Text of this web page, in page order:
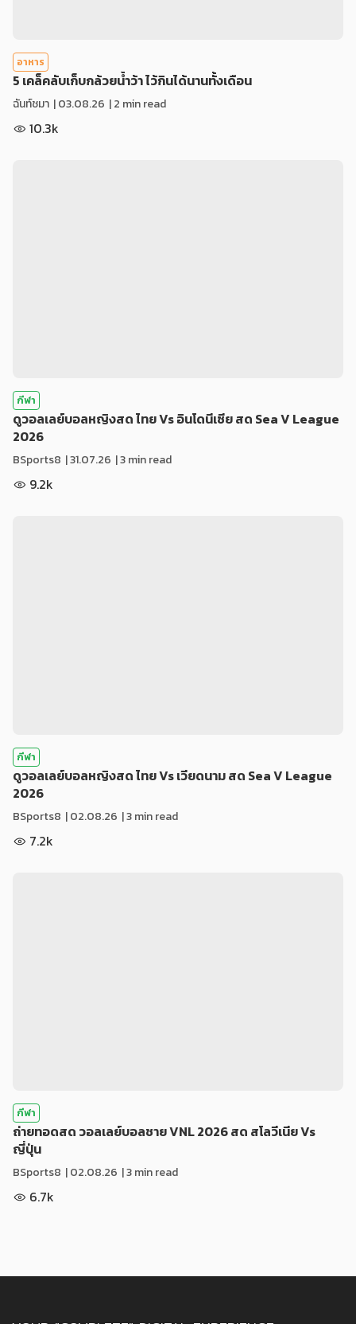
อาหาร
5 เคล็คลับเก็บกล้วยน้ำว้า ไว้กินได้นานทั้งเดือน
ฉันท์ชมา |03.08.26 | 2 min read
10.3k
กีฬา
ดูวอลเลย์บอลหญิงสด ไทย Vs อินโดนีเซีย สด Sea V League
2026
BSports8 |31.07.26 | 3 min read
9.2k
กีฬา
ดูวอลเลย์บอลหญิงสด ไทย Vs เวียดนาม สด Sea V League
2026
BSports8 |02.08.26 | 3 min read
7.2k
กีฬา
ถ่ายทอดสด วอลเลย์บอลชาย VNL 2026 สด สโลวีเนีย Vs
ญี่ปุ่น
BSports8 |02.08.26 | 3 min read
6.7k